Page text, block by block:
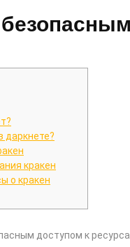
даркнете?
кракен
о кракен
доступом к